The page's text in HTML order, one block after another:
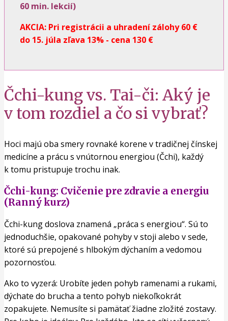
60 min. lekcií)
AKCIA: Pri registrácii a uhradení zálohy 60 €
do 15. júla zľava 13% - cena 130 €
Čchi-kung vs. Tai-či: Aký je
v tom rozdiel a čo si vybrať?
Hoci majú oba smery rovnaké korene v tradičnej čínskej
medicíne a prácu s vnútornou energiou (Čchi), každý
k tomu pristupuje trochu inak.
Čchi-kung: Cvičenie pre zdravie a energiu
(Ranný kurz)
Čchi-kung doslova znamená „práca s energiou“. Sú to
jednoduchšie, opakované pohyby v stoji alebo v sede,
ktoré sú prepojené s hlbokým dýchaním a vedomou
pozornosťou.
Ako to vyzerá: Urobíte jeden pohyb ramenami a rukami,
dýchate do brucha a tento pohyb niekoľkokrát
zopakujete. Nemusíte si pamätať žiadne zložité zostavy.